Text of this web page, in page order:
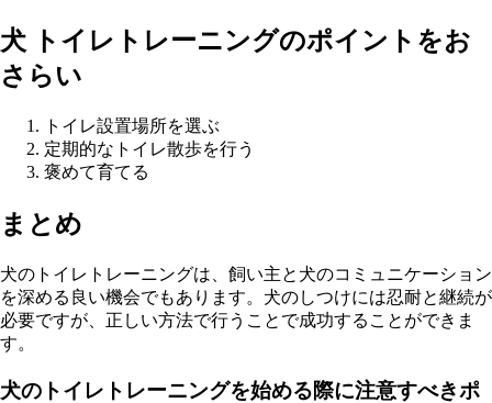
犬 トイレトレーニングのポイントをお
さらい
トイレ設置場所を選ぶ
定期的なトイレ散歩を行う
褒めて育てる
まとめ
犬のトイレトレーニングは、飼い主と犬のコミュニケーション
を深める良い機会でもあります。犬のしつけには忍耐と継続が
必要ですが、正しい方法で行うことで成功することができま
す。
犬のトイレトレーニングを始める際に注意すべきポ